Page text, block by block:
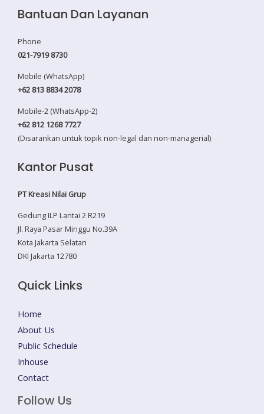
Bantuan Dan Layanan
Phone
021-7919 8730
Mobile (WhatsApp)
+62 813 8834 2078
Mobile-2 (WhatsApp-2)
+62 812 1268 7727
(Disarankan untuk topik non-legal dan non-managerial)
Kantor Pusat
PT Kreasi Nilai Grup
Gedung ILP Lantai 2 R219
Jl. Raya Pasar Minggu No.39A
Kota Jakarta Selatan
DKI Jakarta 12780
Quick Links
Home
About Us
Public Schedule
Inhouse
Contact
Follow Us